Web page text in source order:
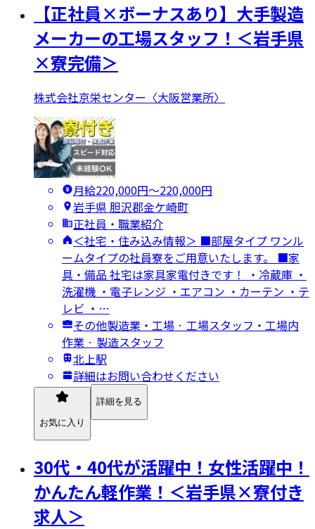
【正社員×ボーナスあり】大手製造
メーカーの工場スタッフ！＜岩手県
×寮完備＞
株式会社京栄センター〈大阪営業所〉
月給220,000円〜220,000円
岩手県 胆沢郡金ケ崎町
正社員・職業紹介
＜社宅・住み込み情報＞ ■部屋タイプ ワンル
ームタイプの社員寮をご用意いたします。 ■家
具・備品 社宅は家具家電付きです！ ・冷蔵庫 ・
洗濯機 ・電子レンジ ・エアコン ・カーテン ・テ
レビ ・…
その他製造業・工場 · 工場スタッフ・工場内
作業 · 製造スタッフ
北上駅
詳細はお問い合わせください
お気に入り
詳細を見る
30代・40代が活躍中！女性活躍中！
かんたん軽作業！＜岩手県×寮付き
求人＞